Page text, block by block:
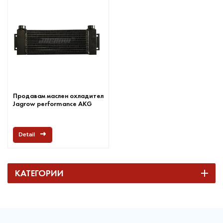
Продавам маслен охладител
Jagrow performance AKG
Detail
КАТЕГОРИИ